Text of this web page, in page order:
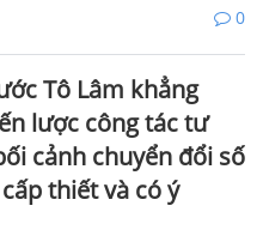
0
Tô Lâm khẳng
lược công tác tư
cảnh chuyển đổi số
thiết và có ý